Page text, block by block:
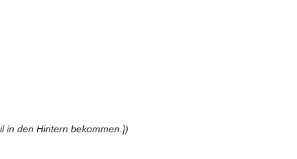
in den Hintern bekommen.])